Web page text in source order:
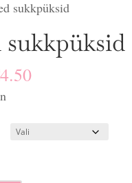
sukkpüksid
4.50